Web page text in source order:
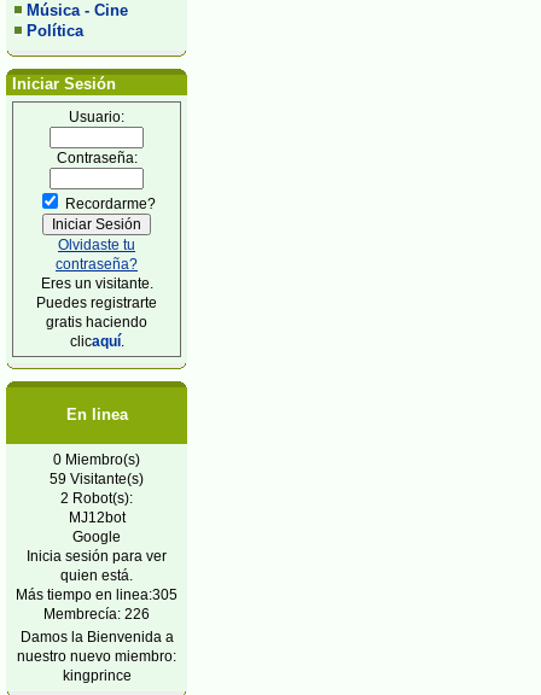
Música - Cine
Política
Iniciar Sesión
Usuario:
Contraseña:
Recordarme?
Olvidaste tu
contraseña?
Eres un visitante.
Puedes registrarte
gratis haciendo
clicaquí.
En linea
0 Miembro(s)
59 Visitante(s)
2 Robot(s):
MJ12bot
Google
Inicia sesión para ver
quien está.
Más tiempo en linea:305
Membrecía: 226
Damos la Bienvenida a
nuestro nuevo miembro:
kingprince